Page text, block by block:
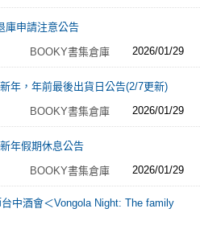
庫申請注意公告
BOOKY書集倉庫 2026/01/29
年，年前最後出貨日公告(2/7更新)
BOOKY書集倉庫 2026/01/29
年假期休息公告
BOOKY書集倉庫 2026/01/29
中酒會＜Vongola Night: The family